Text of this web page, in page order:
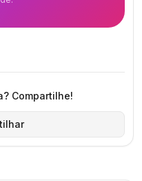
Compartilhe!